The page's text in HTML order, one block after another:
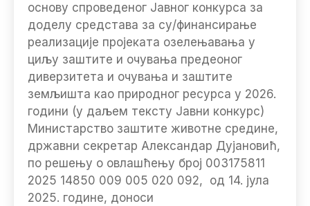
основу спроведеног Јавног конкурса за
доделу средстава за су/финансирање
реализације пројеката озелењавања у
циљу заштите и очувања предеоног
диверзитета и очувања и заштите
земљишта као природног ресурса у 2026.
години (у даљем тексту Јавни конкурс)
Министарство заштите животне средине,
државни секретар Александар Дујановић,
по решењу о овлашћењу број 003175811
2025 14850 009 005 020 092, од 14. јула
2025. године, доноси